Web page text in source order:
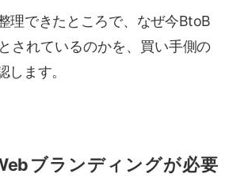
理できたところで、なぜ今BtoB
されているのかを、買い手側の
します。
ブランディングが必要